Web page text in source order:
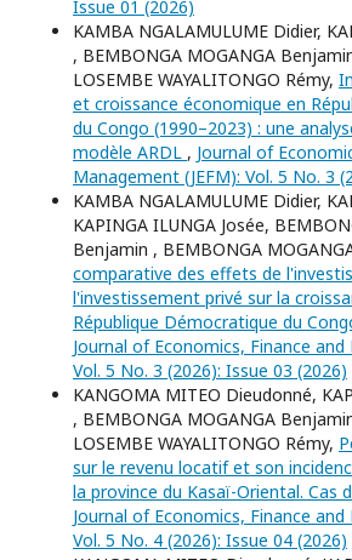
Issue 01 (2026)
KAMBA NGALAMULUME Didier,
, BEMBONGA MOGANGA
LOSEMBE WAYALITONGO Rémy,
et croissance économique en
du Congo (1990–2023) : une
modèle ARDL , Journal of
Management (JEFM): Vol. 5 No. 3
KAMBA NGALAMULUME Didier,
KAPINGA ILUNGA Josée,
Benjamin , BEMBONGA
comparative des effets de
l'investissement privé sur la
République Démocratique du
Journal of Economics, Finance and
Vol. 5 No. 3 (2026): Issue 03 (2026)
KANGOMA MITEO Dieudonné,
, BEMBONGA MOGANGA
LOSEMBE WAYALITONGO Rémy,
sur le revenu locatif et son
la province du Kasaï-Oriental. Cas
Journal of Economics, Finance and
Vol. 5 No. 4 (2026): Issue 04 (2026)